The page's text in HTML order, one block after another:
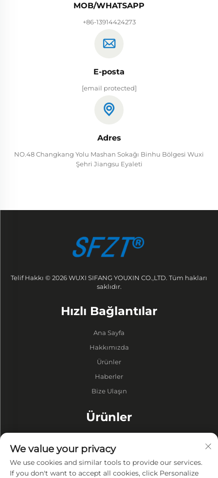
MOB/WHATSAPP
+86-13914424273
E-posta
[email protected]
Adres
NO.48 Changkang Yolu Mashan Sokağı Binhu Bölgesi Wuxi
Şehri Jiangsu Eyaleti
Telif Hakkı © 2026 WUXI SIFANG YOUXIN CO.,LTD. Tüm hakları
saklıdır.
Hızlı Bağlantılar
Ana Sayfa
Hakkımızda
Ürünler
Haberler
Bize Ulaşın
Ürünler
Boşluk Pompası
Vakum Fırınları
We value your privacy
We use cookies and similar tools to provide our services.
If you don't want to accept all cookies, click Personalize